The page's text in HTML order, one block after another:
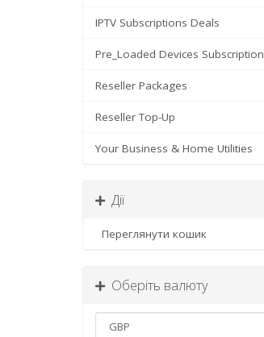
IPTV Subscriptions Deals
Pre_Loaded Devices Subscription
Reseller Packages
Reseller Top-Up
Your Business & Home Utilities
Дії
Переглянути кошик
Оберіть валюту